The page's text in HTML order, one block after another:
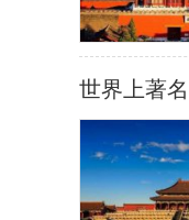
世界上著